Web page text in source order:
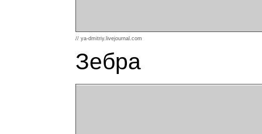
// ya-dmitriy.livejournal.com
Зебра